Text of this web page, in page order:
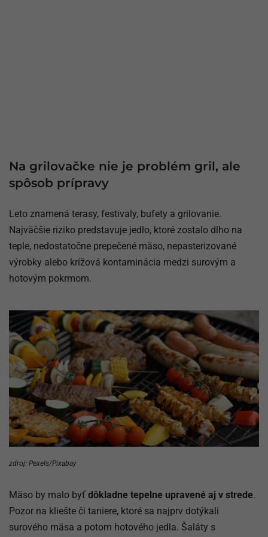
Na grilovačke nie je problém gril, ale
spôsob prípravy
Leto znamená terasy, festivaly, bufety a grilovanie.
Najväčšie riziko predstavuje jedlo, ktoré zostalo dlho na
teple, nedostatočne prepečené mäso, nepasterizované
výrobky alebo krížová kontaminácia medzi surovým a
hotovým pokrmom.
zdroj: Pexels/Pixabay
Mäso by malo byť dôkladne tepelne upravené aj v strede.
Pozor na kliešte či taniere, ktoré sa najprv dotýkali
surového mäsa a potom hotového jedla. Šaláty s